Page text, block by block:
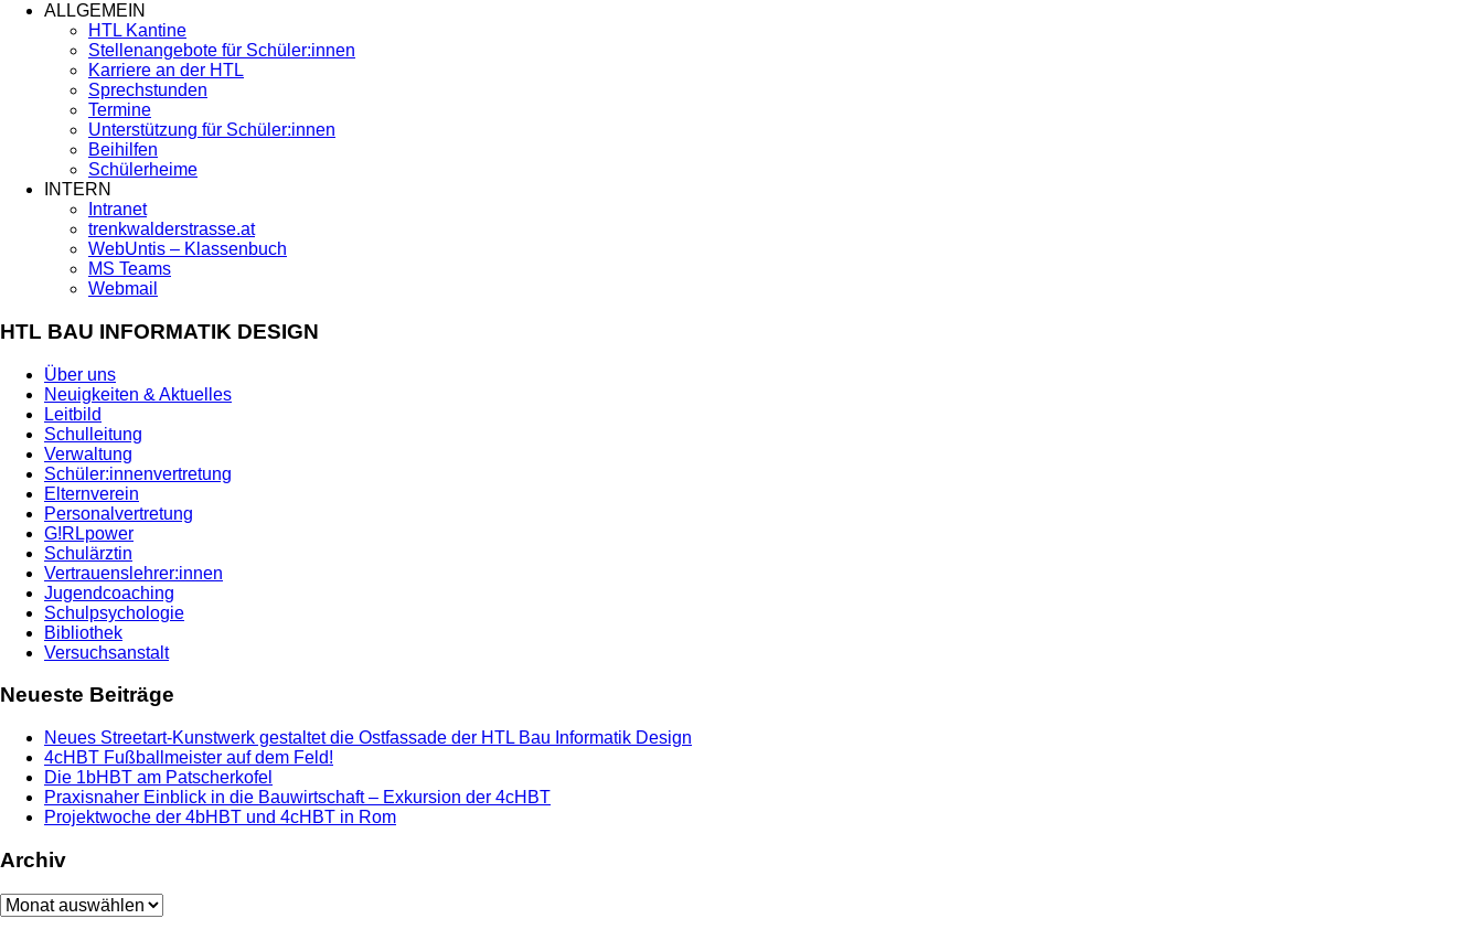
ALLGEMEIN
HTL Kantine
Stellenangebote für Schüler:innen
Karriere an der HTL
Sprechstunden
Termine
Unterstützung für Schüler:innen
Beihilfen
Schülerheime
INTERN
Intranet
trenkwalderstrasse.at
WebUntis – Klassenbuch
MS Teams
Webmail
HTL BAU INFORMATIK DESIGN
Über uns
Neuigkeiten & Aktuelles
Leitbild
Schulleitung
Verwaltung
Schüler:innenvertretung
Elternverein
Personalvertretung
G!RLpower
Schulärztin
Vertrauenslehrer:innen
Jugendcoaching
Schulpsychologie
Bibliothek
Versuchsanstalt
Neueste Beiträge
Neues Streetart-Kunstwerk gestaltet die Ostfassade der HTL Bau Informatik Design
4cHBT Fußballmeister auf dem Feld!
Die 1bHBT am Patscherkofel
Praxisnaher Einblick in die Bauwirtschaft – Exkursion der 4cHBT
Projektwoche der 4bHBT und 4cHBT in Rom
Archiv
Archiv